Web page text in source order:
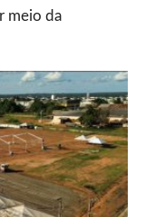
meio da